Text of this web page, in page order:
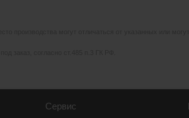
Сервис